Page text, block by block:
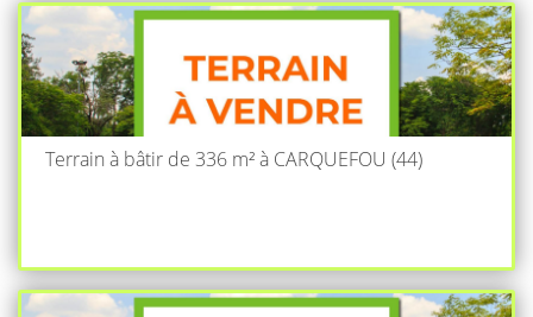
Terrain à bâtir de 336 m² à CARQUEFOU (44)